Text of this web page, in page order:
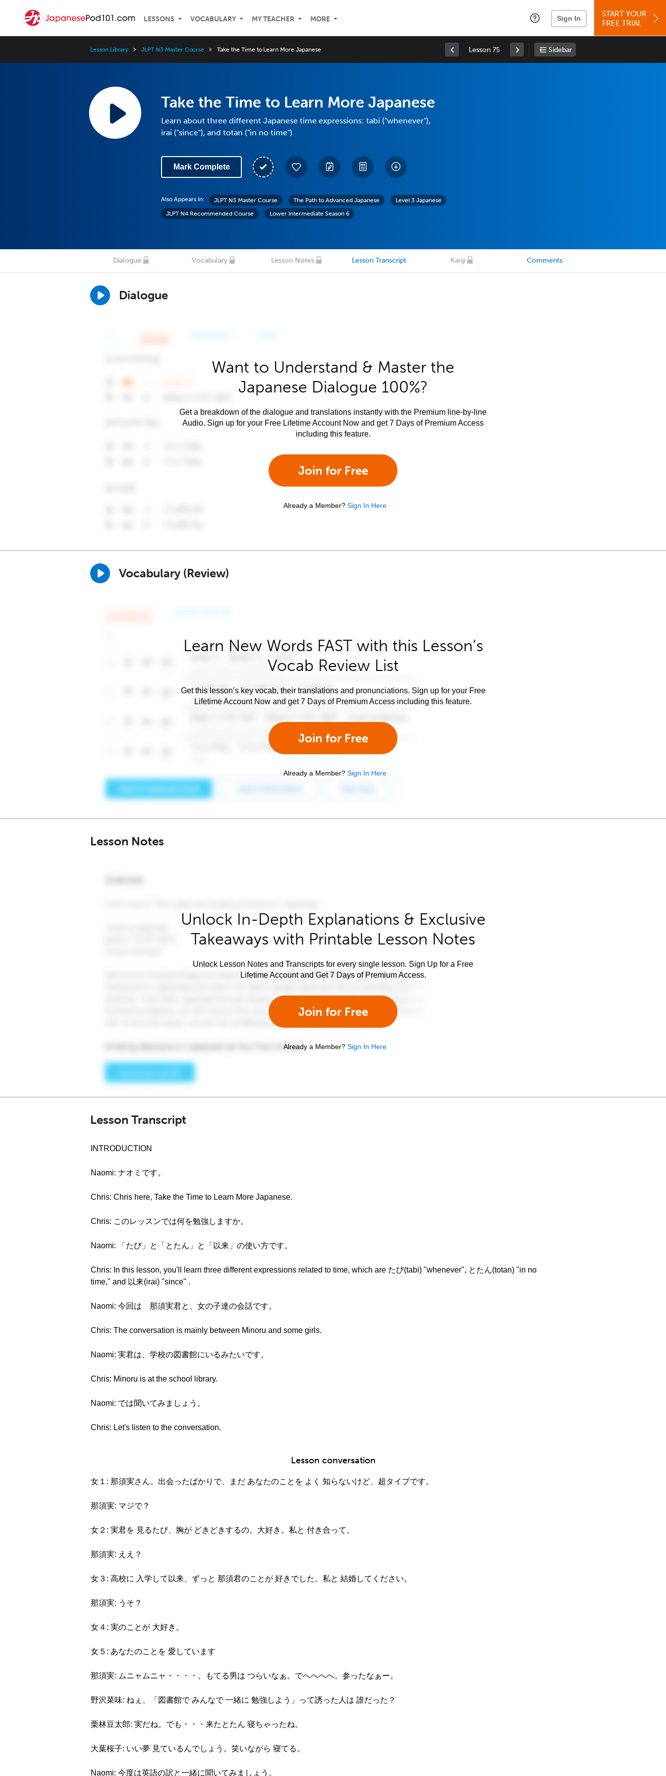
LESSONS VOCABULARY MY TEACHER MORE Sign In
START YOUR
FREE TRIAL
Lesson Library JLPT N3 Master Course Take the Time to Learn More Japanese Lesson 75 Sidebar
Take the Time to Learn More Japanese
Learn about three different Japanese time expressions: tabi ("whenever"),
irai ("since"), and totan ("in no time")
Mark Complete
Also Appears In: JLPT N3 Master Course The Path to Advanced Japanese
Level 3 Japanese
JLPT N4 Recommended Course
Lower Intermediate Season 6
Dialogue Vocabulary Lesson Notes Lesson Transcript Kanji Comments
Dialogue
Want to Understand & Master the
Japanese Dialogue 100%?
Get a breakdown of the dialogue and translations instantly with the Premium line-by-line
Audio. Sign up for your Free Lifetime Account Now and get 7 Days of Premium Access
including this feature.
Join for Free
Already a Member? Sign In Here
Vocabulary (Review)
Learn New Words FAST with this Lesson’s
Vocab Review List
Get this lesson’s key vocab, their translations and pronunciations. Sign up for your Free
Lifetime Account Now and get 7 Days of Premium Access including this feature.
Join for Free
Already a Member? Sign In Here
Lesson Notes
Unlock In-Depth Explanations & Exclusive
Takeaways with Printable Lesson Notes
Unlock Lesson Notes and Transcripts for every single lesson. Sign Up for a Free
Lifetime Account and Get 7 Days of Premium Access.
Join for Free
Already a Member? Sign In Here
Lesson Transcript
INTRODUCTION
Naomi: ナオミです。
Chris: Chris here, Take the Time to Learn More Japanese.
Chris: このレッスンでは何を勉強しますか。
Naomi: 「たび」と「とたん」と「以来」の使い方です。
Chris: In this lesson, you'll learn three different expressions related to time, which are たび(tabi) "whenever", とたん(totan) "in no
time," and 以来(irai) "since" .
Naomi: 今回は 那須実君と、女の子達の会話です。
Chris: The conversation is mainly between Minoru and some girls.
Naomi: 実君は、学校の図書館にいるみたいです。
Chris: Minoru is at the school library.
Naomi: では聞いてみましょう。
Chris: Let's listen to the conversation.
Lesson conversation
女１: 那須実さん。出会ったばかりで、まだ あなたのことを よく 知らないけど、超タイプです。
那須実: マジで？
女２: 実君を 見るたび、胸が どきどきするの。大好き。私と 付き合って。
那須実: ええ？
女３: 高校に 入学して以来、ずっと 那須君のことが 好きでした。私と 結婚してください。
那須実: うそ？
女４: 実のことが 大好き。
女５: あなたのことを 愛しています
那須実: ムニャムニャ・・・・。もてる男は つらいなぁ。でへへへへ。参ったなぁー。
野沢菜味: ねぇ、「図書館で みんなで 一緒に 勉強しよう」って誘った人は 誰だった？
栗林豆太郎: 実だね。でも・・・来たとたん 寝ちゃったね。
大葉桜子: いい夢 見ているんでしょう。笑いながら 寝てる。
Naomi: 今度は英語の訳と一緒に聞いてみましょう。